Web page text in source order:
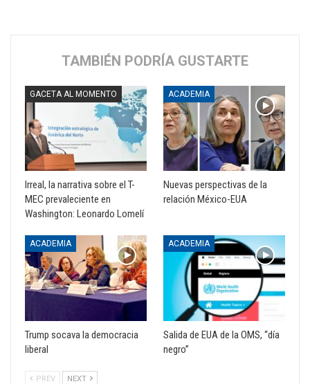
TAMBIÉN PODRÍA GUSTARTE
GACETA AL MOMENTO
Irreal, la narrativa sobre el T-
MEC prevaleciente en
Washington: Leonardo Lomelí
ACADEMIA
Nuevas perspectivas de la
relación México-EUA
ACADEMIA
Trump socava la democracia
liberal
ACADEMIA
Salida de EUA de la OMS, “día
negro”
PREV NEXT